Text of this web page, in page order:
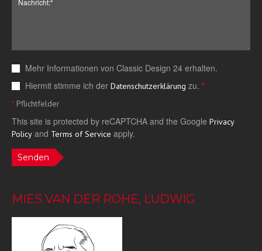
Mehr Informationen von Classic Design 24 erhalten.
Hiermit stimme ich der Datenschutzerklärung zu. *
*Pflichtfelder
This site is protected by reCAPTCHA and the Google Privacy
Policy and Terms of Service apply.
Senden
MIES VAN DER ROHE, LUDWIG